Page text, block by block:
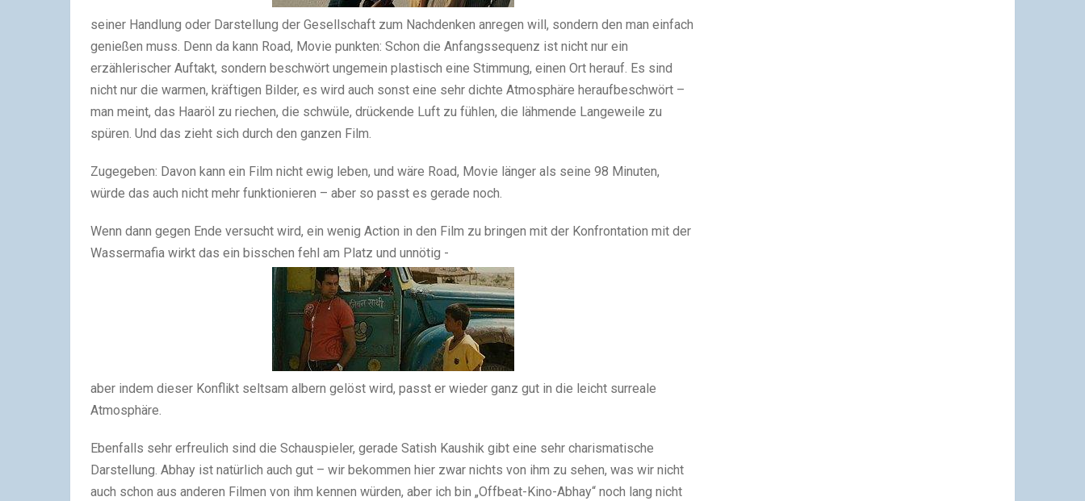
seiner Handlung oder Darstellung der Gesellschaft zum Nachdenken anregen will, sondern den man einfach
genießen muss. Denn da kann Road, Movie punkten: Schon die Anfangssequenz ist nicht nur ein
erzählerischer Auftakt, sondern beschwört ungemein plastisch eine Stimmung, einen Ort herauf. Es sind
nicht nur die warmen, kräftigen Bilder, es wird auch sonst eine sehr dichte Atmosphäre heraufbeschwört –
man meint, das Haaröl zu riechen, die schwüle, drückende Luft zu fühlen, die lähmende Langeweile zu
spüren. Und das zieht sich durch den ganzen Film.
Zugegeben: Davon kann ein Film nicht ewig leben, und wäre Road, Movie länger als seine 98 Minuten,
würde das auch nicht mehr funktionieren – aber so passt es gerade noch.
Wenn dann gegen Ende versucht wird, ein wenig Action in den Film zu bringen mit der Konfrontation mit der
Wassermafia wirkt das ein bisschen fehl am Platz und unnötig -
aber indem dieser Konflikt seltsam albern gelöst wird, passt er wieder ganz gut in die leicht surreale
Atmosphäre.
Ebenfalls sehr erfreulich sind die Schauspieler, gerade Satish Kaushik gibt eine sehr charismatische
Darstellung. Abhay ist natürlich auch gut – wir bekommen hier zwar nichts von ihm zu sehen, was wir nicht
auch schon aus anderen Filmen von ihm kennen würden, aber ich bin „Offbeat-Kino-Abhay“ noch lang nicht